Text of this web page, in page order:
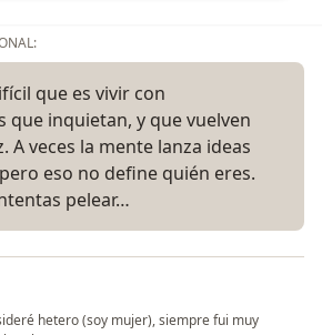
que es vivir con
que inquietan, y que vuelven
A veces la mente lanza ideas
eso no define quién eres.
pelear…
hetero (soy mujer), siempre fui muy